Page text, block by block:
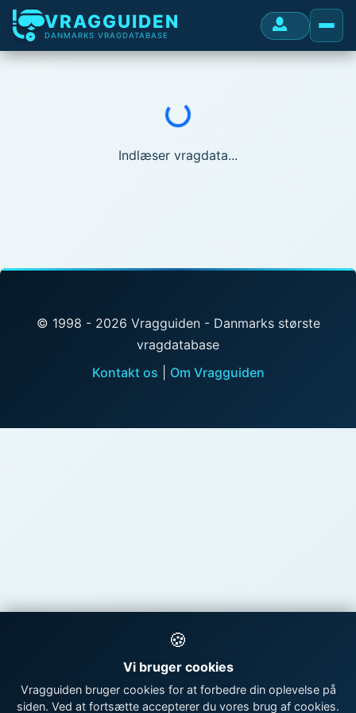
VRAGGUIDEN
DANMARKS VRAGDATABASE
Indlæser...
Indlæser vragdata...
© 1998 - 2026 Vragguiden - Danmarks største
vragdatabase
Kontakt os
Om Vragguiden
🍪
Vi bruger cookies
Vragguiden bruger cookies for at forbedre din oplevelse på
siden. Ved at fortsætte accepterer du vores brug af cookies.